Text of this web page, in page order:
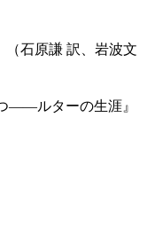
（石原謙 訳、岩波文
——ルターの生涯』